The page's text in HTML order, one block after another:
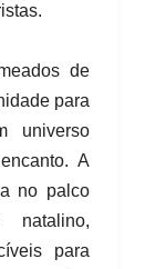
de
para
universo
A
no palco
para